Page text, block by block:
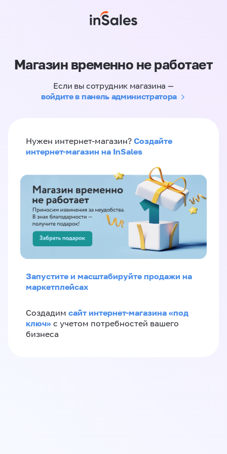
Магазин временно не работает
Если вы сотрудник магазина —
войдите в панель администратора
Нужен интернет-магазин? Создайте
интернет-магазин на InSales
Запустите и масштабируйте продажи на
маркетплейсах
Создадим сайт интернет-магазина «под
ключ» с учетом потребностей вашего
бизнеса